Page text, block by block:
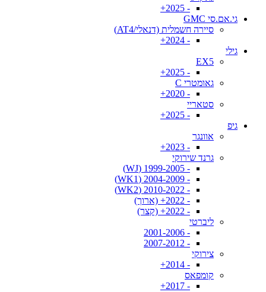
- 2025+
גי.אם.סי GMC
סיירה חשמלית (דנאלי/AT4)
- 2024+
גילי
EX5
- 2025+
גאומטרי C
- 2020+
סטאריי
- 2025+
גיפ
אוונגר
- 2023+
גרנד שירוקי
- 1999-2005 (WJ)
- 2004-2009 (WK1)
- 2010-2022 (WK2)
- 2022+ (ארוך)
- 2022+ (קצר)
ליברטי
- 2001-2006
- 2007-2012
צירוקי
- 2014+
קומפאס
- 2017+